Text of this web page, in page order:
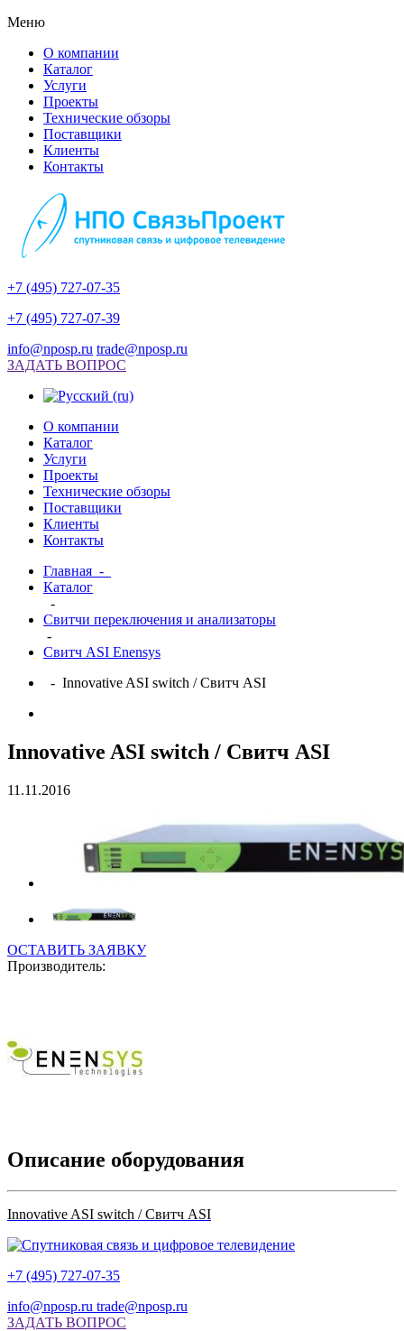
Меню
О компании
Каталог
Услуги
Проекты
Технические обзоры
Поставщики
Клиенты
Контакты
+7 (495) 727-07-35
+7 (495) 727-07-39
info@nposp.ru trade@nposp.ru
ЗАДАТЬ ВОПРОС
О компании
Каталог
Услуги
Проекты
Технические обзоры
Поставщики
Клиенты
Контакты
Главная -
Каталог
-
Свитчи переключения и анализаторы
-
Свитч ASI Enensys
- Innovative ASI switch / Свитч ASI
Innovative ASI switch / Свитч ASI
11.11.2016
ОСТАВИТЬ ЗАЯВКУ
Производитель:
Описание оборудования
Innovative ASI switch / Свитч ASI
+7 (495) 727-07-35
info@nposp.ru trade@nposp.ru
ЗАДАТЬ ВОПРОС